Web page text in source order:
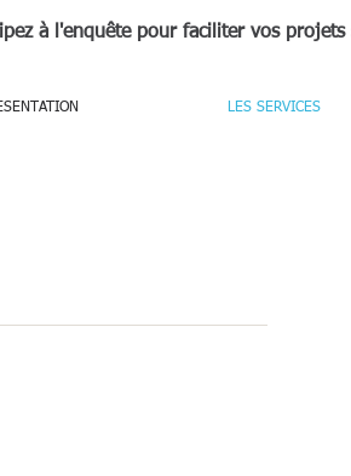
à l'enquête pour faciliter vos
LES SERVICES